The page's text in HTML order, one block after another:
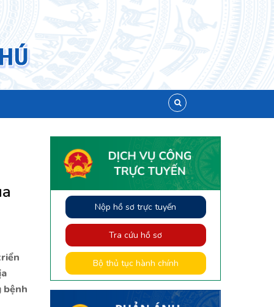
bệnh
Nộp hồ sơ trực tuyến
Tra cứu hồ sơ
Bộ thủ tục hành chính